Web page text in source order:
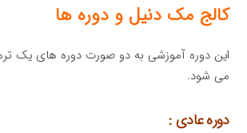
کالج مک دنیل و دوره ها
این دوره آموزشی به دو صورت دوره های یک
می شود.
دوره عادی :